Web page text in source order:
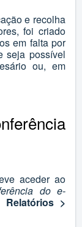
e recolha
foi criado
em falta por
seja possível
ou, em
aceder ao
do e-
Relatórios >